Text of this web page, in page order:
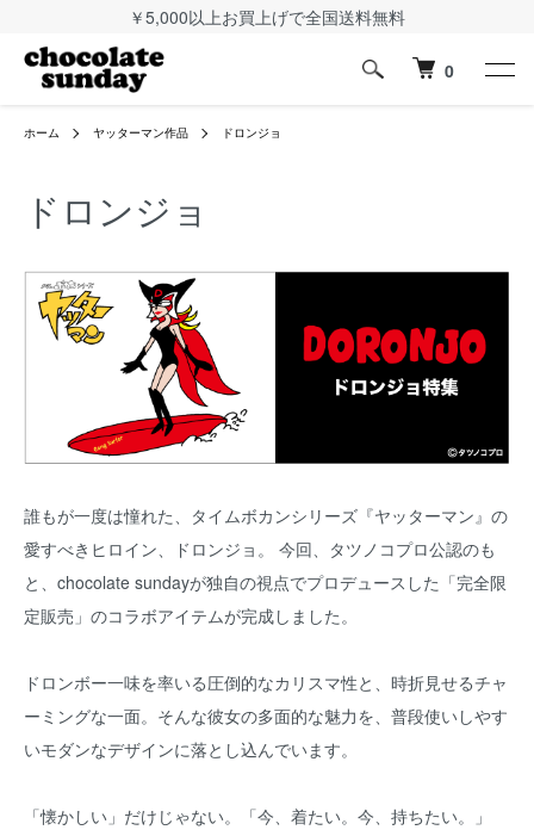
￥5,000以上お買上げで全国送料無料
0
ホーム ヤッターマン作品 ドロンジョ
ドロンジョ
誰もが一度は憧れた、タイムボカンシリーズ『ヤッターマン』の
愛すべきヒロイン、ドロンジョ。 今回、タツノコプロ公認のも
と、chocolate sundayが独自の視点でプロデュースした「完全限
定販売」のコラボアイテムが完成しました。
ドロンボー一味を率いる圧倒的なカリスマ性と、時折見せるチャ
ーミングな一面。そんな彼女の多面的な魅力を、普段使いしやす
いモダンなデザインに落とし込んでいます。
「懐かしい」だけじゃない。「今、着たい。今、持ちたい。」